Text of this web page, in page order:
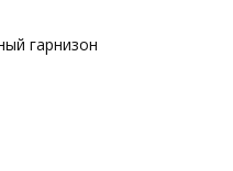
гарнизон